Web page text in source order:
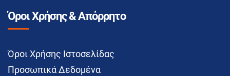
Όροι Χρήσης & Απόρρητο
Όροι Χρήσης Ιστοσελίδας
Προσωπικά Δεδομένα